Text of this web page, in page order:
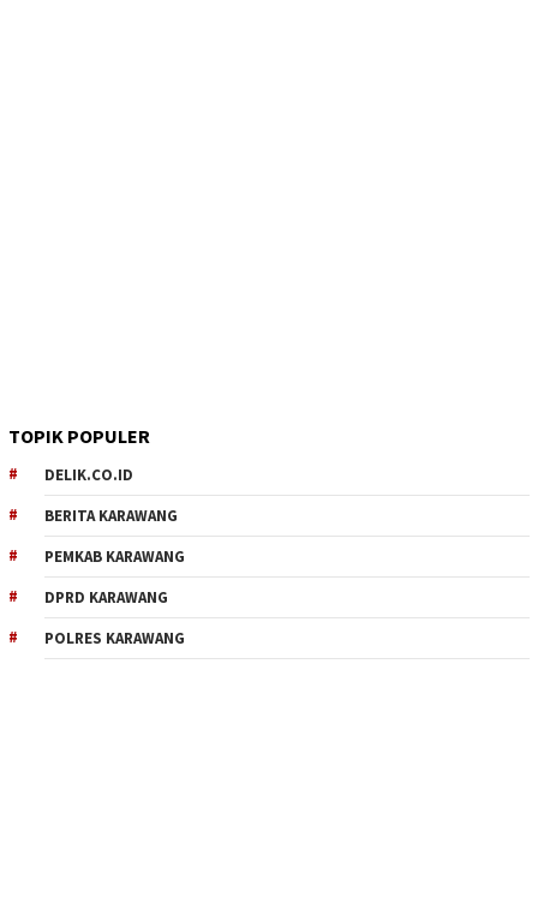
TOPIK POPULER
DELIK.CO.ID
BERITA KARAWANG
PEMKAB KARAWANG
DPRD KARAWANG
POLRES KARAWANG